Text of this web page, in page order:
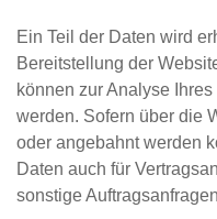
Ein Teil der Daten wird
Bereitstellung der
können zur Analyse
werden. Sofern über die
oder angebahnt werden
Daten auch für
sonstige